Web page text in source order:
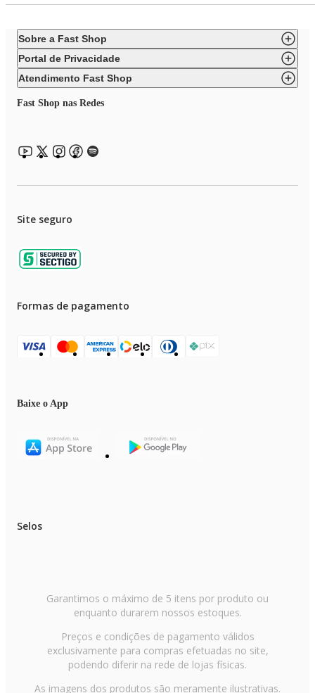
Sobre a Fast Shop
Portal de Privacidade
Atendimento Fast Shop
Fast Shop nas Redes
Site seguro
Formas de pagamento
Baixe o App
Selos
Garantimos o máximo de 5 itens por produto ou
enquanto durarem nossos estoques.
Preços e condições de pagamento válidos
exclusivamente para compras efetuadas no site,
podendo diferir na rede de lojas físicas.
As imagens dos produtos são meramente ilustrativas.